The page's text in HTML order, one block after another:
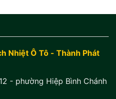
Nhiệt Ô Tô - Thành Phát
- phường Hiệp Bình Chánh